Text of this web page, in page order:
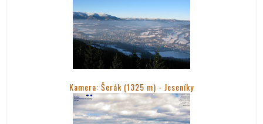
Kamera: Šerák (1325 m) - Jeseníky